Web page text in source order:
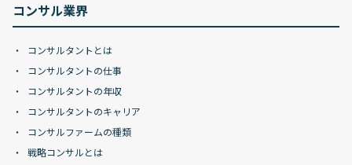
コンサル業界
コンサルタントとは
コンサルタントの仕事
コンサルタントの年収
コンサルタントのキャリア
コンサルファームの種類
戦略コンサルとは